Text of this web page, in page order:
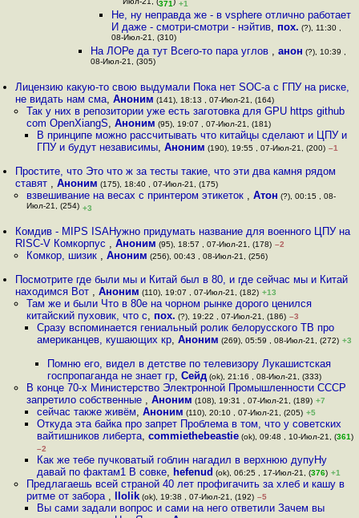
Июл-21, (371) +1
Не, ну неправда же - в vsphere отлично работает
И даже - смотри-смотри - нэйтив, пох. (?), 11:30 ,
08-Июл-21, (310)
На ЛОРе да тут Всего-то пара углов , анон (?), 10:39 ,
08-Июл-21, (305)
Лицензию какую-то свою выдумали Пока нет SOC-а с ГПУ на риске,
не видать нам сма,Аноним (141), 18:13 , 07-Июл-21, (164)
Так у них в репозитории уже есть заготовка для GPU https github
com OpenXiangS, Аноним (95), 19:07 , 07-Июл-21, (181)
В принципе можно рассчитывать что китайцы сделают и ЦПУ и
ГПУ и будут независимы, Аноним (190), 19:55 , 07-Июл-21, (200) –1
Простите, что Это что ж за тесты такие, что эти два камня рядом
ставят ,Аноним (175), 18:40 , 07-Июл-21, (175)
взвешивание на весах с принтером этикеток , Атон (?), 00:15 , 08-
Июл-21, (254) +3
Комдив - MIPS ISAНужно придумать название для военного ЦПУ на
RISC-V Комкорпус ,Аноним (95), 18:57 , 07-Июл-21, (178) –2
Комкор, шизик , Аноним (256), 00:43 , 08-Июл-21, (256)
Посмотрите где были мы и Китай был в 80, и где сейчас мы и Китай
находимся Вот ,Аноним (110), 19:07 , 07-Июл-21, (182) +13
Там же и были Что в 80е на чорном рынке дорого ценился
китайский пуховик, что с, пох. (?), 19:22 , 07-Июл-21, (186) –3
Сразу вспоминается гениальный ролик белорусского ТВ про
американцев, кушающих кр, Аноним (269), 05:59 , 08-Июл-21, (272) +3
Помню его, видел в детстве по телевизору Лукашистская
госпропаганда не знает гр,Сейд (ok), 21:16 , 08-Июл-21, (333)
В конце 70-х Министерство Электронной Промышленности СССР
запретило собственные , Аноним (108), 19:31 , 07-Июл-21, (189) +7
сейчас также живём, Аноним (110), 20:10 , 07-Июл-21, (205) +5
Откуда эта байка про запрет Проблема в том, что у советских
вайтишников либерта, commiethebeastie(ok), 09:48 , 10-Июл-21, (361)
–2
Как же тебе пучковатый гоблин нагадил в верхнюю дупуНу
давай по фактам1 В совке, hefenud (ok), 06:25 , 17-Июл-21, (376) +1
Предлагаешь всей страной 40 лет профигачить за хлеб и кашу в
ритме от забора , llolik(ok), 19:38 , 07-Июл-21, (192) –5
Вы сами задали вопрос и сами на него ответили Зачем вы